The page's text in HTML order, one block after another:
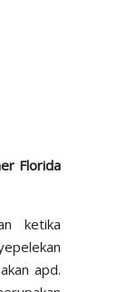
Florida
ketika
apd.